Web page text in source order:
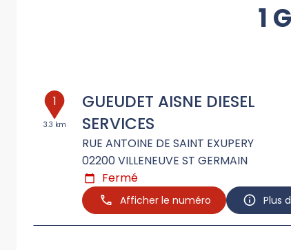
1
1
3.3 km
GUEUDET AISNE DIESEL
SERVICES
RUE ANTOINE DE SAINT EXUPERY
02200VILLENEUVE ST GERMAIN
Fermé
Afficher le numéro Plus